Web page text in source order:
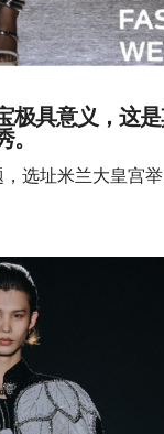
极具意义，这
选址米兰大皇宫